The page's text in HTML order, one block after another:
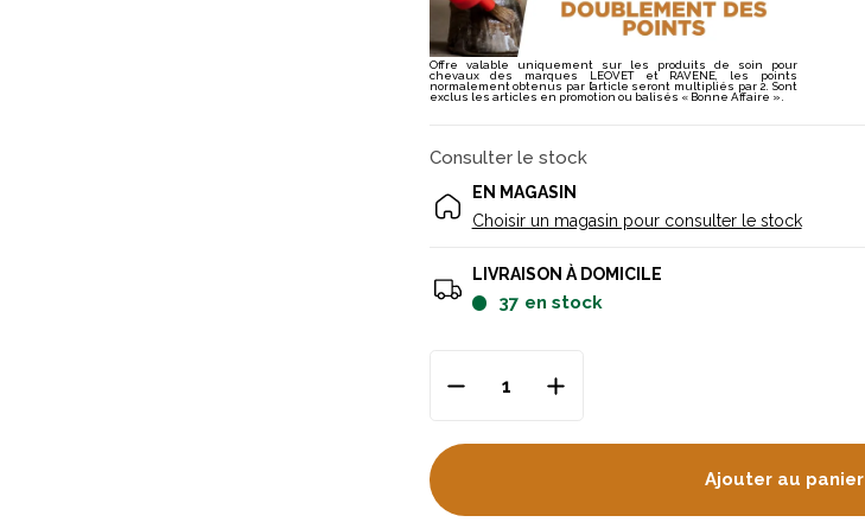
Offre valable uniquement sur les produits de soin pour
chevaux des marques LEOVET et RAVENE, les points
normalement obtenus par l’article seront multipliés par 2. Sont
exclus les articles en promotion ou balisés « Bonne Affaire ».
Consulter le stock
EN MAGASIN
Choisir un magasin pour consulter le stock
LIVRAISON À DOMICILE
37 en stock
Ajouter au panier